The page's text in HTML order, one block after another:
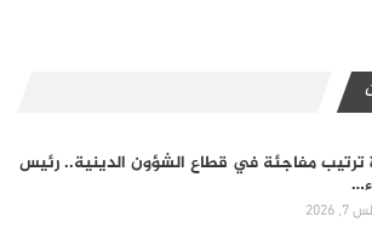
ترتيب مفاجئة في قطاع الشؤون الدينية.. رئيس